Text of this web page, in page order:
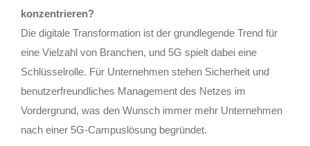
konzentrieren?
Die digitale Transformation ist der grundlegende Trend für
eine Vielzahl von Branchen, und 5G spielt dabei eine
Schlüsselrolle. Für Unternehmen stehen Sicherheit und
benutzerfreundliches Management des Netzes im
Vordergrund, was den Wunsch immer mehr Unternehmen
nach einer 5G-Campuslösung begründet.